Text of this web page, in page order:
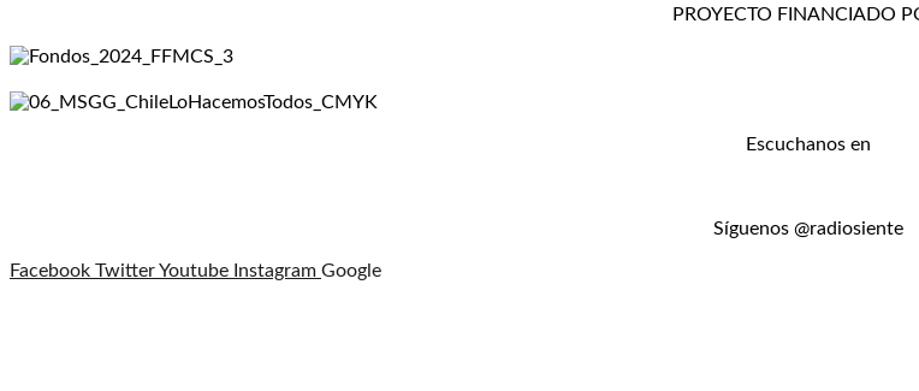
PROYECTO FINANCIADO
Escuchanos en
Síguenos @radiosiente
Facebook TwitterYoutube Instagram Google